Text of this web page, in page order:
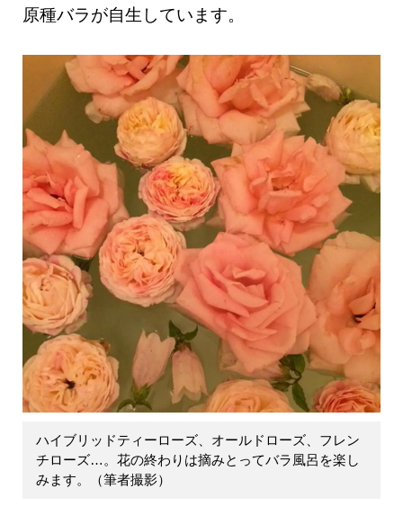
原種バラが自生しています。
ハイブリッドティーローズ、オールドローズ、フレン
チローズ…。花の終わりは摘みとってバラ風呂を楽し
みます。（筆者撮影）